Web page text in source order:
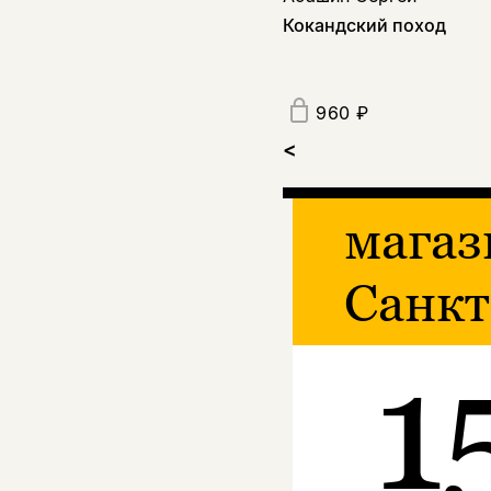
Кокандский поход
960 ₽
<